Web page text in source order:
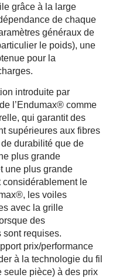
grâce à la large
de chaque
généraux de
le poids), une
pour la
introduite par
l’Endumax® comme
qui garantit des
supérieures aux fibres
durabilité que de
plus grande
une plus grande
considérablement le
les voiles
avec la grille
des
sont requises.
prix/performance
à la technologie du fil
seule pièce) à des prix